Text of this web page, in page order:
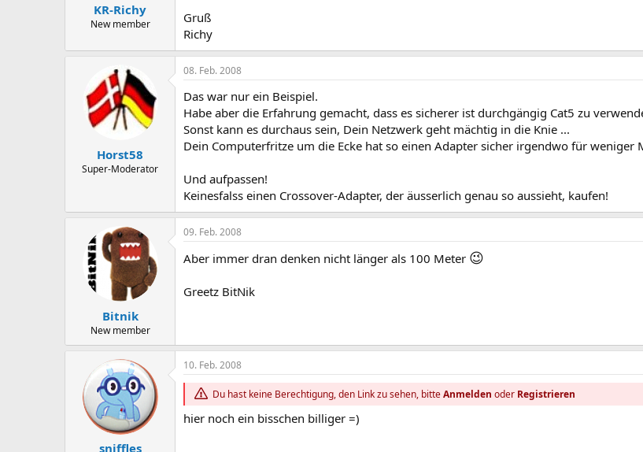
KR-Richy
New member
Gruß
Richy
Horst58
Super-Moderator
08. Feb. 2008
Das war nur ein Beispiel.
Habe aber die Erfahrung gemacht, dass es sicherer ist durchgängig Cat5 zu
Sonst kann es durchaus sein, Dein Netzwerk geht mächtig in die Knie ...
Dein Computerfritze um die Ecke hat so einen Adapter sicher irgendwo für weniger
Und aufpassen!
Keinesfalss einen Crossover-Adapter, der äusserlich genau so aussieht, kaufen!
Bitnik
New member
09. Feb. 2008
Aber immer dran denken nicht länger als 100 Meter 😉
Greetz BitNik
sniffles
10. Feb. 2008
Du hast keine Berechtigung, den Link zu sehen, bitteAnmelden oder Registrieren
hier noch ein bisschen billiger =)